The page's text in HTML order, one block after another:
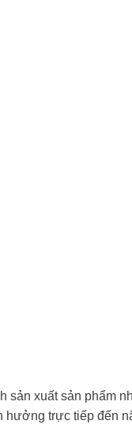
sản xuất sản phẩm
hưởng trực tiếp đến